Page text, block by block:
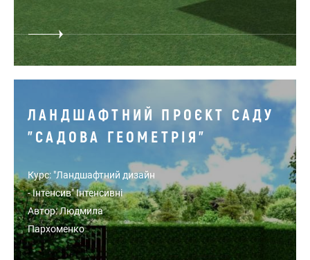
ЛАНДШАФТНИЙ ПРОЄКТ САДУ
"САДОВА ГЕОМЕТРІЯ"
Курс: "Ландшафтний дизайн
- Інтенсив" Інтенсивні
Автор: Людмила
Пархоменко